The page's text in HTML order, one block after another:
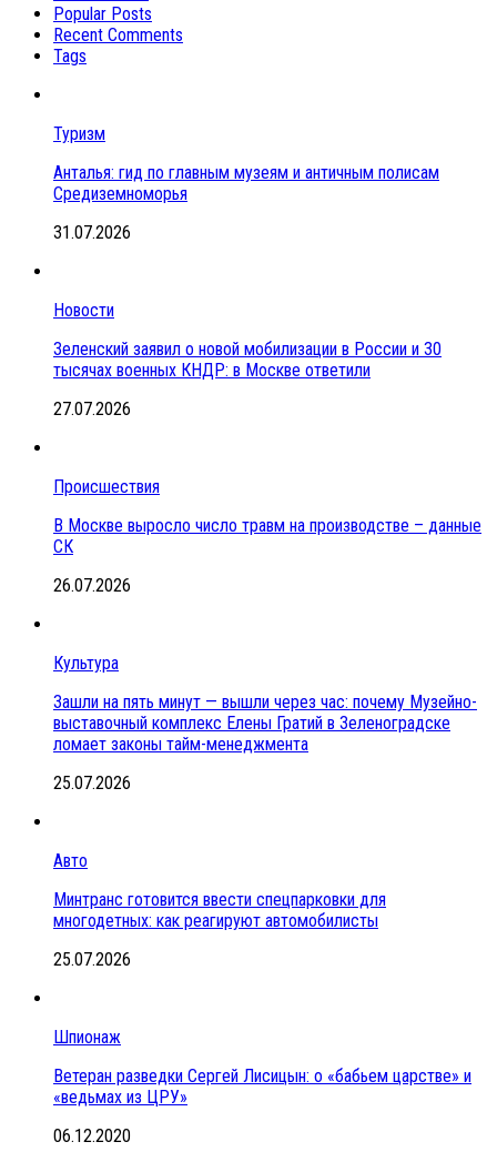
Popular Posts
Recent Comments
Tags
Туризм
Анталья: гид по главным музеям и античным полисам
Средиземноморья
31.07.2026
Новости
Зеленский заявил о новой мобилизации в России и 30
тысячах военных КНДР: в Москве ответили
27.07.2026
Происшествия
В Москве выросло число травм на производстве – данные
СК
26.07.2026
Культура
Зашли на пять минут — вышли через час: почему Музейно-
выставочный комплекс Елены Гратий в Зеленоградске
ломает законы тайм-менеджмента
25.07.2026
Авто
Минтранс готовится ввести спецпарковки для
многодетных: как реагируют автомобилисты
25.07.2026
Шпионаж
Ветеран разведки Сергей Лисицын: о «бабьем царстве» и
«ведьмах из ЦРУ»
06.12.2020